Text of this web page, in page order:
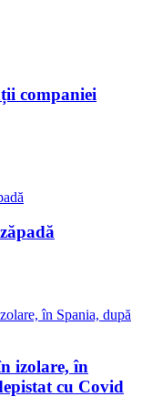
companiei
izolare, în
cu Covid